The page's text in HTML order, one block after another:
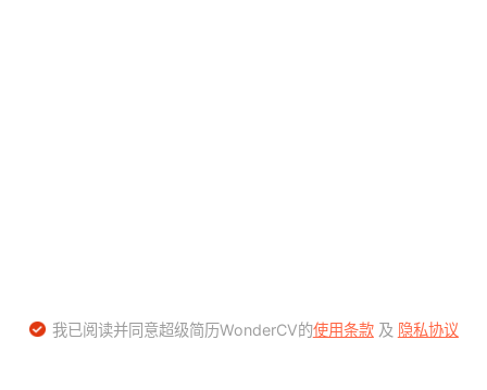
我已阅读并同意超级简历WonderCV的使用条款及 隐私协议